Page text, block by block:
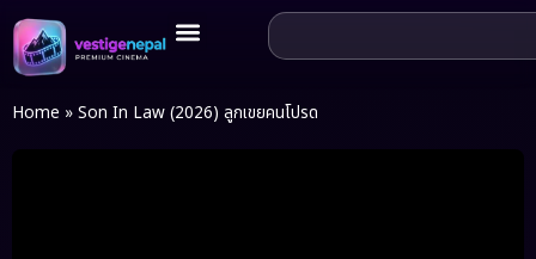
Home » Son In Law (2026) ลูกเขยคนโปรด